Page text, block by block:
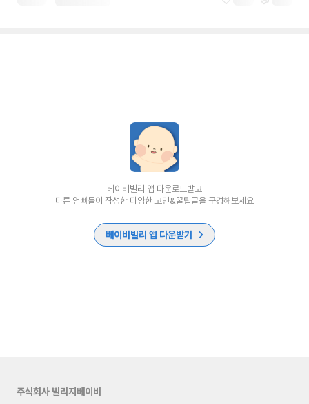
베이비빌리 앱 다운로드받고
다른 엄빠들이 작성한 다양한 고민&꿀팁글을 구경해보세요
베이비빌리 앱 다운받기
주식회사 빌리지베이비